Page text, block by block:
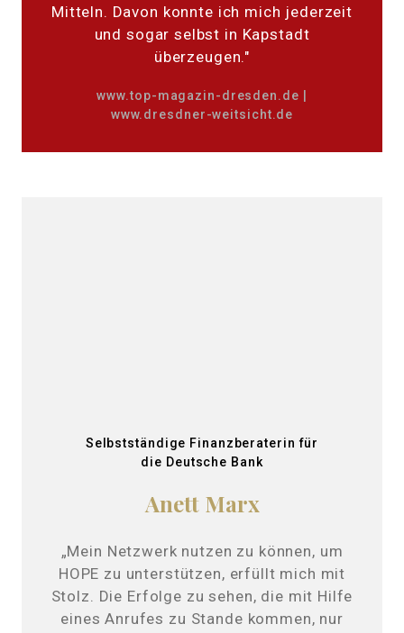
Mitteln. Davon konnte ich mich jederzeit
und sogar selbst in Kapstadt
überzeugen."
www.top-magazin-dresden.de
www.dresdner-weitsicht.de
Selbstständige Finanzberaterin für
die Deutsche Bank
Anett Marx
„Mein Netzwerk nutzen zu können, um
HOPE zu unterstützen, erfüllt mich mit
Stolz. Die Erfolge zu sehen, die mit Hilfe
eines Anrufes zu Stande kommen, nur